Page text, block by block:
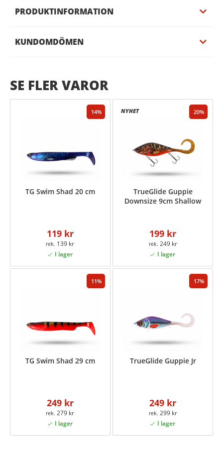
PRODUKTINFORMATION
KUNDOMDÖMEN
SE FLER VAROR
14
TG Swim Shad 20 cm
119 kr
139 kr
20
TrueGlide Guppie
Downsize 9cm Shallow
199 kr
249 kr
11
TG Swim Shad 29 cm
249 kr
279 kr
17
TrueGlide Guppie Jr
249 kr
299 kr